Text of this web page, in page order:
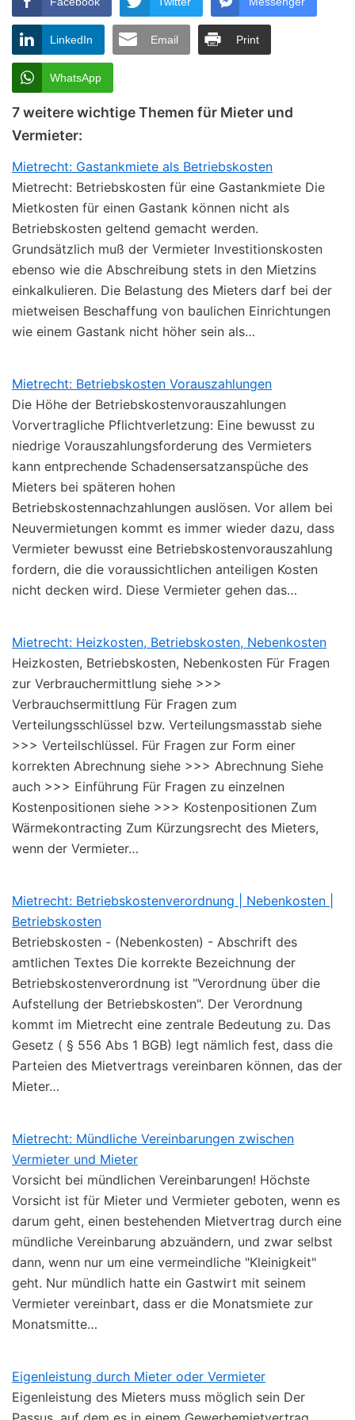
LinkedIn Email Print
WhatsApp
7 weitere wichtige Themen für Mieter und
Vermieter:
Mietrecht: Gastankmiete als Betriebskosten
Mietrecht: Betriebskosten für eine Gastankmiete Die
Mietkosten für einen Gastank können nicht als
Betriebskosten geltend gemacht werden.
Grundsätzlich muß der Vermieter Investitionskosten
ebenso wie die Abschreibung stets in den Mietzins
einkalkulieren. Die Belastung des Mieters darf bei der
mietweisen Beschaffung von baulichen Einrichtungen
wie einem Gastank nicht höher sein als…
Mietrecht: Betriebskosten Vorauszahlungen
Die Höhe der Betriebskostenvorauszahlungen
Vorvertragliche Pflichtverletzung: Eine bewusst zu
niedrige Vorauszahlungsforderung des Vermieters
kann entprechende Schadensersatzanspüche des
Mieters bei späteren hohen
Betriebskostennachzahlungen auslösen. Vor allem bei
Neuvermietungen kommt es immer wieder dazu, dass
Vermieter bewusst eine Betriebskostenvorauszahlung
fordern, die die voraussichtlichen anteiligen Kosten
nicht decken wird. Diese Vermieter gehen das…
Mietrecht: Heizkosten, Betriebskosten, Nebenkosten
Heizkosten, Betriebskosten, Nebenkosten Für Fragen
zur Verbrauchermittlung siehe >>>
Verbrauchsermittlung Für Fragen zum
Verteilungsschlüssel bzw. Verteilungsmasstab siehe
>>> Verteilschlüssel. Für Fragen zur Form einer
korrekten Abrechnung siehe >>> Abrechnung Siehe
auch >>> Einführung Für Fragen zu einzelnen
Kostenpositionen siehe >>> Kostenpositionen Zum
Wärmekontracting Zum Kürzungsrecht des Mieters,
wenn der Vermieter…
Mietrecht: Betriebskostenverordnung | Nebenkosten |
Betriebskosten
Betriebskosten - (Nebenkosten) - Abschrift des
amtlichen Textes Die korrekte Bezeichnung der
Betriebskostenverordnung ist "Verordnung über die
Aufstellung der Betriebskosten". Der Verordnung
kommt im Mietrecht eine zentrale Bedeutung zu. Das
Gesetz ( § 556 Abs 1 BGB) legt nämlich fest, dass die
Parteien des Mietvertrags vereinbaren können, das der
Mieter…
Mietrecht: Mündliche Vereinbarungen zwischen
Vermieter und Mieter
Vorsicht bei mündlichen Vereinbarungen! Höchste
Vorsicht ist für Mieter und Vermieter geboten, wenn es
darum geht, einen bestehenden Mietvertrag durch eine
mündliche Vereinbarung abzuändern, und zwar selbst
dann, wenn nur um eine vermeindliche "Kleinigkeit"
geht. Nur mündlich hatte ein Gastwirt mit seinem
Vermieter vereinbart, dass er die Monatsmiete zur
Monatsmitte…
Eigenleistung durch Mieter oder Vermieter
Eigenleistung des Mieters muss möglich sein Der